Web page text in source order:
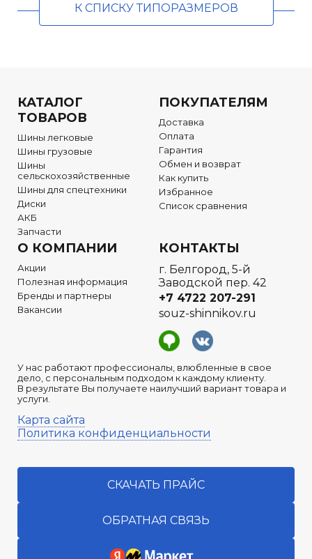
К СПИСКУ ТИПОРАЗМЕРОВ
КАТАЛОГ
ТОВАРОВ
Шины легковые
Шины грузовые
Шины
сельскохозяйственные
Шины для спецтехники
Диски
АКБ
Запчасти
ПОКУПАТЕЛЯМ
Доставка
Оплата
Гарантия
Обмен и возврат
Как купить
Избранное
Список сравнения
О КОМПАНИИ
Акции
Полезная информация
Бренды и партнеры
Вакансии
У нас работают профессионалы, влюбленные в свое
дело, с персональным подходом к каждому клиенту.
В результате Вы получаете наилучший вариант товара и
услуги.
Карта сайта
Политика конфиденциальности
КОНТАКТЫ
г. Белгород, 5-й
Заводской пер. 42
+7 4722 207-291
souz-shinnikov.ru
СКАЧАТЬ ПРАЙС
ОБРАТНАЯ СВЯЗЬ